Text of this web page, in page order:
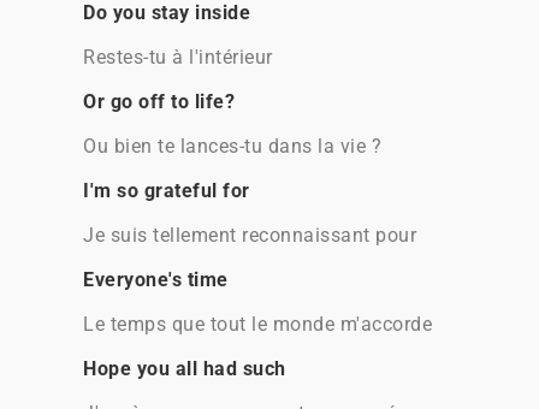
Do you stay inside
Restes-tu à l'intérieur
Or go off to life?
Ou bien te lances-tu dans la vie ?
I'm so grateful for
Je suis tellement reconnaissant pour
Everyone's time
Le temps que tout le monde m'accorde
Hope you all had such